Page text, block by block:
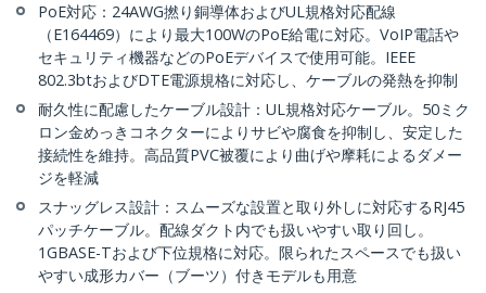
PoE対応：24AWG撚り銅導体およびUL規格対応配線
（E164469）により最大100WのPoE給電に対応。VoIP電話や
セキュリティ機器などのPoEデバイスで使用可能。IEEE
802.3btおよびDTE電源規格に対応し、ケーブルの発熱を抑制
耐久性に配慮したケーブル設計：UL規格対応ケーブル。50ミク
ロン金めっきコネクターによりサビや腐食を抑制し、安定した
接続性を維持。高品質PVC被覆により曲げや摩耗によるダメー
ジを軽減
スナッグレス設計：スムーズな設置と取り外しに対応するRJ45
パッチケーブル。配線ダクト内でも扱いやすい取り回し。
1GBASE-Tおよび下位規格に対応。限られたスペースでも扱い
やすい成形カバー（ブーツ）付きモデルも用意